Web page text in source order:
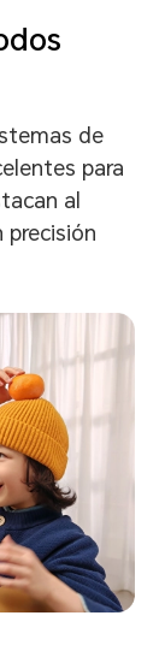
de
para
al
precisión